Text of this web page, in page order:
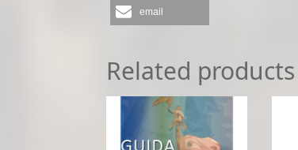
email
Related products